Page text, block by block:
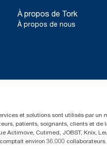
À propos de Tork
À propos de nous
et solutions sont utilisés par un
patients, soignants, clients et
Cutimed, JOBST, Knix,
environ 36.000